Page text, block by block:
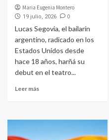
Maria Eugenia Montero
19 julio, 2026 0
Lucas Segovia, el bailarín
argentino, radicado en los
Estados Unidos desde
hace 18 años, harñá su
debut en el teatro...
Leer más